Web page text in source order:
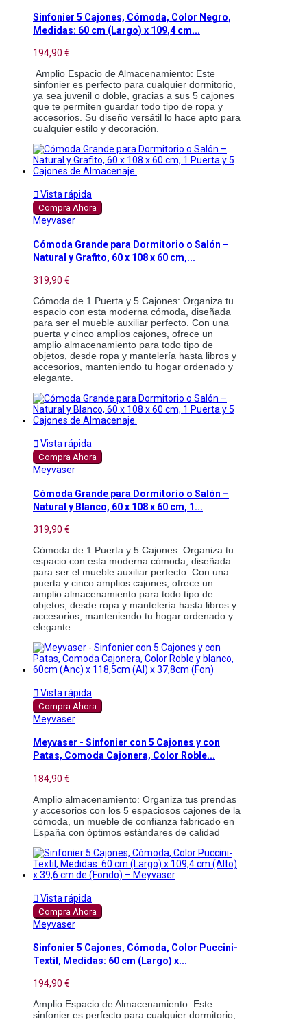
Sinfonier 5 Cajones, Cómoda, Color Negro,
Medidas: 60 cm (Largo) x 109,4 cm...
194,90 €
sinfonier es perfecto para cualquier dormitorio,
ya sea juvenil o doble, gracias a sus 5 cajones
que te permiten guardar todo tipo de ropa y
accesorios. Su diseño versátil lo hace apto para
cualquier estilo y decoración.
 Vista rápida
Compra Ahora
Meyvaser
Cómoda Grande para Dormitorio o Salón –
Natural y Grafito, 60 x 108 x 60 cm,...
319,90 €
Cómoda de 1 Puerta y 5 Cajones: Organiza tu
espacio con esta moderna cómoda, diseñada
para ser el mueble auxiliar perfecto. Con una
puerta y cinco amplios cajones, ofrece un
amplio almacenamiento para todo tipo de
objetos, desde ropa y mantelería hasta libros y
accesorios, manteniendo tu hogar ordenado y
elegante.
 Vista rápida
Compra Ahora
Meyvaser
Cómoda Grande para Dormitorio o Salón –
Natural y Blanco, 60 x 108 x 60 cm, 1...
319,90 €
Cómoda de 1 Puerta y 5 Cajones: Organiza tu
espacio con esta moderna cómoda, diseñada
para ser el mueble auxiliar perfecto. Con una
puerta y cinco amplios cajones, ofrece un
amplio almacenamiento para todo tipo de
objetos, desde ropa y mantelería hasta libros y
accesorios, manteniendo tu hogar ordenado y
elegante.
 Vista rápida
Compra Ahora
Meyvaser
Meyvaser - Sinfonier con 5 Cajones y con
Patas, Comoda Cajonera, Color Roble...
184,90 €
Amplio almacenamiento: Organiza tus prendas
y accesorios con los 5 espaciosos cajones de la
cómoda, un mueble de confianza fabricado en
España con óptimos estándares de calidad
 Vista rápida
Compra Ahora
Meyvaser
Sinfonier 5 Cajones, Cómoda, Color Puccini-
Textil, Medidas: 60 cm (Largo) x...
194,90 €
Amplio Espacio de Almacenamiento: Este
sinfonier es perfecto para cualquier dormitorio,